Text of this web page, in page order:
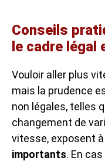
Conseils
le cadre
Vouloir aller plus
mais la prudence
non légales, telles
changement de
vitesse, exposent
importants. En